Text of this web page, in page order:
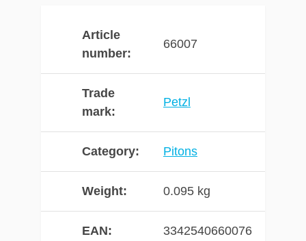
Article
number
66007
Trade
mark
Petzl
Category Pitons
Weight 0.095 kg
EAN 3342540660076